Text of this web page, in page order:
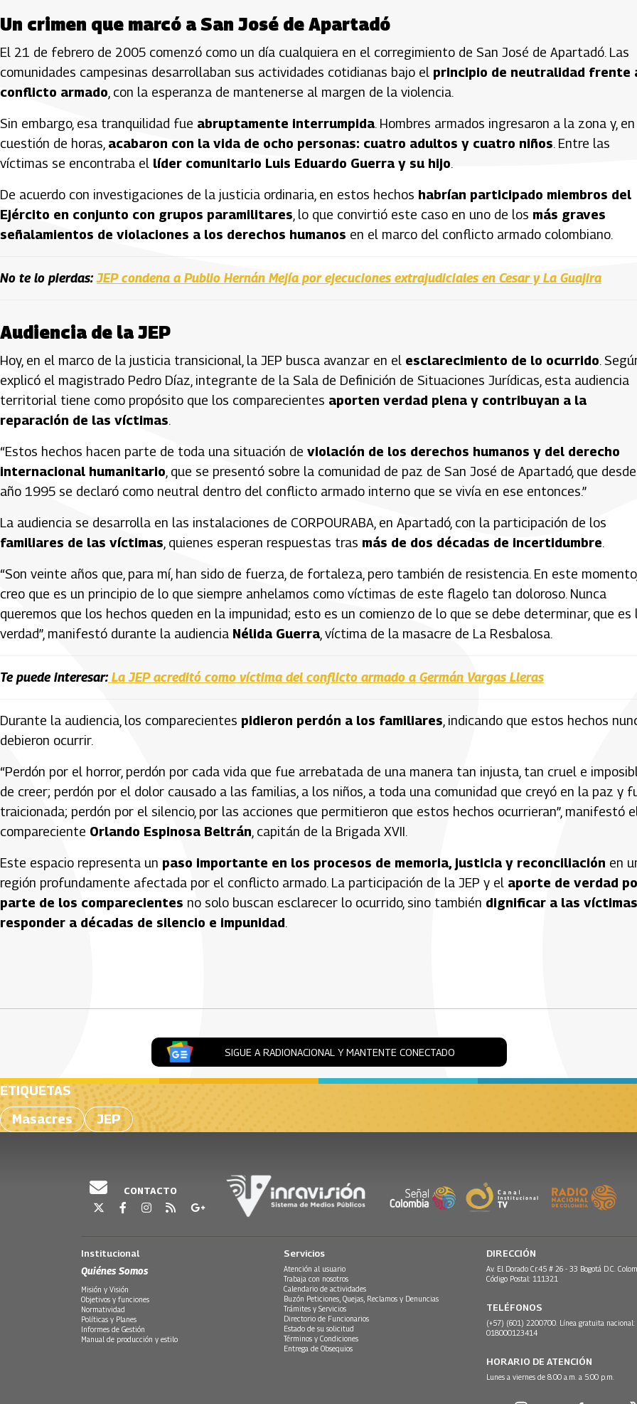
Un crimen que marcó a San José de Apartadó
El 21 de febrero de 2005 comenzó como un día cualquiera en el corregimiento de San José de Apartadó. Las
comunidades campesinas desarrollaban sus actividades cotidianas bajo el principio de neutralidad frente
conflicto armado , con la esperanza de mantenerse al margen de la violencia.
Sin embargo, esa tranquilidad fue abruptamente interrumpida. Hombres armados ingresaron a la zona y, en
cuestión de horas, acabaron con la vida de ocho personas: cuatro adultos y cuatro niños. Entre las
víctimas se encontraba el líder comunitario Luis Eduardo Guerra y su hijo.
De acuerdo con investigaciones de la justicia ordinaria, en estos hechos habrían participado miembros del
Ejército en conjunto con grupos paramilitares , lo que convirtió este caso en uno de los más graves
señalamientos de violaciones a los derechos humanos en el marco del conflicto armado colombiano.
No te lo pierdas:JEP condena a Publio Hernán Mejía por ejecuciones extrajudiciales en Cesar y La Guajira
Audiencia de la JEP
Hoy, en el marco de la justicia transicional, la JEP busca avanzar en el esclarecimiento de lo ocurrido.
explicó el magistrado Pedro Díaz, integrante de la Sala de Definición de Situaciones Jurídicas, esta audiencia
territorial tiene como propósito que los comparecientes aporten verdad plena y contribuyan a la
reparación de las víctimas.
“Estos hechos hacen parte de toda una situación de violación de los derechos humanos y del derecho
internacional humanitario , que se presentó sobre la comunidad de paz de San José de Apartadó, que
año 1995 se declaró como neutral dentro del conflicto armado interno que se vivía en ese entonces.”
La audiencia se desarrolla en las instalaciones de CORPOURABA, en Apartadó, con la participación de los
familiares de las víctimas , quienes esperan respuestas tras más de dos décadas de incertidumbre.
“Son veinte años que, para mí, han sido de fuerza, de fortaleza, pero también de resistencia. En este
creo que es un principio de lo que siempre anhelamos como víctimas de este flagelo tan doloroso. Nunca
queremos que los hechos queden en la impunidad; esto es un comienzo de lo que se debe determinar, que es
verdad”, manifestó durante la audiencia Nélida Guerra , víctima de la masacre de La Resbalosa.
Te puede interesar: La JEP acreditó como víctima del conflicto armado a Germán Vargas Lleras
Durante la audiencia, los comparecientes pidieron perdón a los familiares , indicando que estos hechos
debieron ocurrir.
“Perdón por el horror, perdón por cada vida que fue arrebatada de una manera tan injusta, tan cruel e
de creer; perdón por el dolor causado a las familias, a los niños, a toda una comunidad que creyó en la paz y
traicionada; perdón por el silencio, por las acciones que permitieron que estos hechos ocurrieran”, manifestó
compareciente Orlando Espinosa Beltrán , capitán de la Brigada XVII.
Este espacio representa un paso importante en los procesos de memoria, justicia y reconciliación en
región profundamente afectada por el conflicto armado. La participación de la JEP y el aporte de verdad
parte de los comparecientes no solo buscan esclarecer lo ocurrido, sino también dignificar a las
responder a décadas de silencio e impunidad.
SIGUE A RADIONACIONAL Y MANTENTE CONECTADO
ETIQUETAS
Masacres
JEP
CONTACTO
Institucional
Quiénes Somos
Misión y Visión
Objetivos y funciones
Normatividad
Políticas y Planes
Informes de Gestión
Manual de producción y estilo
Servicios
Atención al usuario
Trabaja con nosotros
Calendario de actividades
Buzón Peticiones, Quejas, Reclamos y Denuncias
Trámites y Servicios
Directorio de Funcionarios
Estado de su solicitud
Términos y Condiciones
Entrega de Obsequios
DIRECCIÓN
Av. El Dorado Cr.45 # 26 - 33 Bogotá D.C.
Código Postal: 111321
TELÉFONOS
(+57) (601) 2200700. Línea gratuita nacional:
018000123414
HORARIO DE ATENCIÓN
Lunes a viernes de 8:00 a.m. a 5:00 p.m.